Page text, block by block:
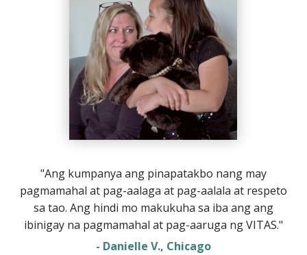
"Ang kumpanya ang pinapatakbo nang may
pagmamahal at pag-aalaga at pag-aalala at respeto
sa tao. Ang hindi mo makukuha sa iba ang ang
ibinigay na pagmamahal at pag-aaruga ng VITAS."
- Danielle V., Chicago